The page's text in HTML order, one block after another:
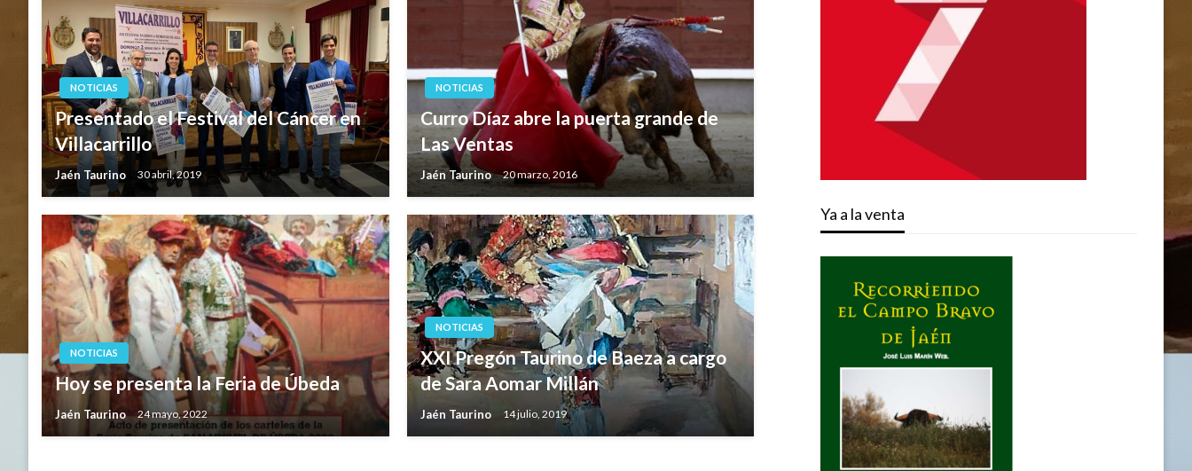
NOTICIAS
Presentado el Festival del Cáncer en
Villacarrillo
Jaén Taurino 30 abril, 2019
NOTICIAS
Curro Díaz abre la puerta grande de
Las Ventas
Jaén Taurino 20 marzo, 2016
NOTICIAS
Hoy se presenta la Feria de Úbeda
Jaén Taurino 24 mayo, 2022
NOTICIAS
XXI Pregón Taurino de Baeza a cargo
de Sara Aomar Millán
Jaén Taurino 14 julio, 2019
Ya a la venta